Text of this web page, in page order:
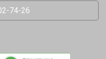
74-26